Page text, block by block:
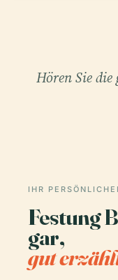
Hören Sie die
IHR
Festung
gar,
gut